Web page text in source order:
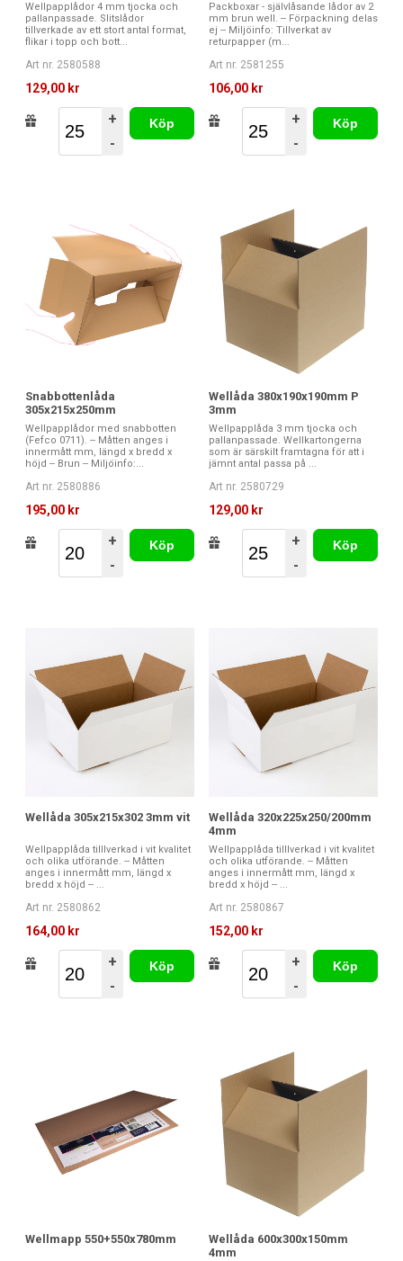
Wellpapplådor 4 mm tjocka och
pallanpassade. Slitslådor
tillverkade av ett stort antal format,
flikar i topp och bott...
Art nr. 2580588
129,00 kr
+
-
Köp
Packboxar - självlåsande lådor av 2
mm brun well. -- Förpackning delas
ej -- Miljöinfo: Tillverkat av
returpapper (m...
Art nr. 2581255
106,00 kr
+
-
Köp
Snabbottenlåda
305x215x250mm
Wellpapplådor med snabbotten
(Fefco 0711). -- Måtten anges i
innermått mm, längd x bredd x
höjd -- Brun -- Miljöinfo:...
Art nr. 2580886
195,00 kr
+
-
Köp
Wellåda 380x190x190mm P
3mm
Wellpapplåda 3 mm tjocka och
pallanpassade. Wellkartongerna
som är särskilt framtagna för att i
jämnt antal passa på ...
Art nr. 2580729
129,00 kr
+
-
Köp
Wellåda 305x215x302 3mm vit
Wellpapplåda tilllverkad i vit kvalitet
och olika utförande. -- Måtten
anges i innermått mm, längd x
bredd x höjd -- ...
Art nr. 2580862
164,00 kr
+
-
Köp
Wellåda 320x225x250/200mm
4mm
Wellpapplåda tilllverkad i vit kvalitet
och olika utförande. -- Måtten
anges i innermått mm, längd x
bredd x höjd -- ...
Art nr. 2580867
152,00 kr
+
-
Köp
Wellmapp 550+550x780mm
Wellåda 600x300x150mm
4mm